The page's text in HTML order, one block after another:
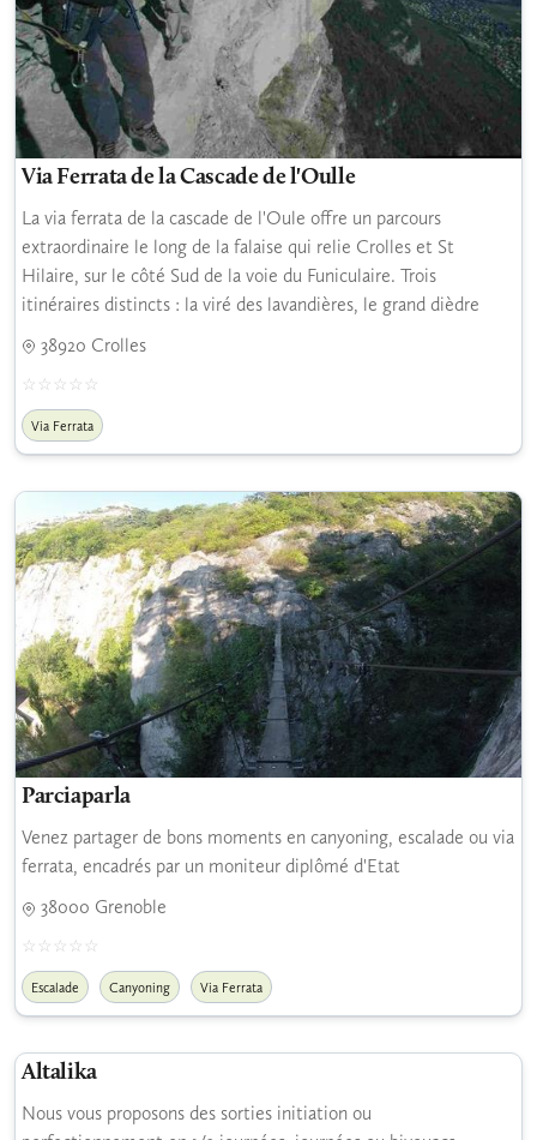
Via Ferrata de la Cascade de l'Oulle
La via ferrata de la cascade de l'Oule offre un parcours
extraordinaire le long de la falaise qui relie Crolles et St
Hilaire, sur le côté Sud de la voie du Funiculaire. Trois
itinéraires distincts : la viré des lavandières, le grand dièdre
38920 Crolles
Via Ferrata
Parciaparla
Venez partager de bons moments en canyoning, escalade ou via
ferrata, encadrés par un moniteur diplômé d'Etat
38000 Grenoble
Escalade Canyoning Via Ferrata
Altalika
Nous vous proposons des sorties initiation ou